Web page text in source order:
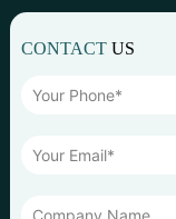
CONTACTUS